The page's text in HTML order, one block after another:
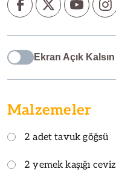
Ekran Açık Kalsın
Malzemeler
2 adet tavuk göğsü
2 yemek kaşığı ceviz